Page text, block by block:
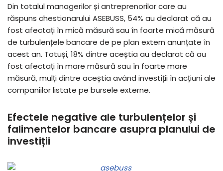
Din totalul managerilor și antreprenorilor care au
răspuns chestionarului ASEBUSS, 54% au declarat că au
fost afectați în mică măsură sau în foarte mică măsură
de turbulențele bancare de pe plan extern anunțate în
acest an. Totuși, 18% dintre aceștia au declarat că au
fost afectați în mare măsură sau în foarte mare
măsură, mulți dintre aceștia având investiții în acțiuni ale
companiilor listate pe bursele externe.
Efectele negative ale turbulențelor și
falimentelor bancare asupra planului de
investiții